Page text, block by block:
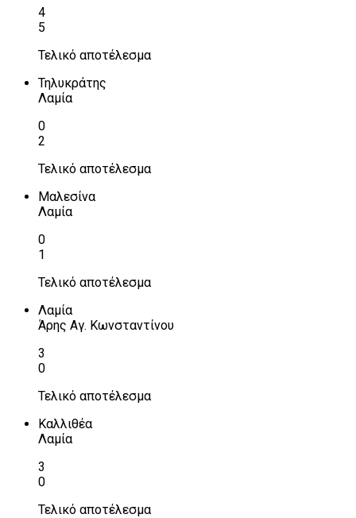
4
5
Τελικό αποτέλεσμα
Τηλυκράτης
Λαμία
0
2
Τελικό αποτέλεσμα
Μαλεσίνα
Λαμία
0
1
Τελικό αποτέλεσμα
Λαμία
Άρης Αγ. Κωνσταντίνου
3
0
Τελικό αποτέλεσμα
Καλλιθέα
Λαμία
3
0
Τελικό αποτέλεσμα